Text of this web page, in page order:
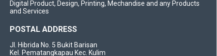
Digital Product, Design, Printing, Mechandise and any Products
and Services
POSTAL ADDRESS
Jl. Hibrida No. 5 Bukit Barisan
Kel. Pematangkapau Kec. Kulim